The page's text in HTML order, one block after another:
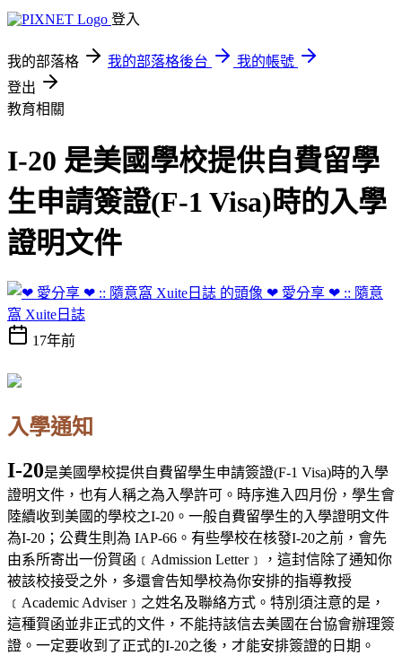
登入
我的部落格 我的部落格後台
我的帳號
登出
教育相關
I-20 是美國學校提供自費留學
生申請簽證(F-1 Visa)時的入學
證明文件
❤ 愛分享 ❤ :: 隨意
窩 Xuite日誌
17年前
入學通知
I-20是美國學校提供自費留學生申請簽證(F-1 Visa)時的入學
證明文件，也有人稱之為入學許可。時序進入四月份，學生會
陸續收到美國的學校之I-20。一般自費留學生的入學證明文件
為I-20；公費生則為 IAP-66。有些學校在核發I-20之前，會先
由系所寄出一份賀函﹝Admission Letter﹞，這封信除了通知你
被該校接受之外，多還會告知學校為你安排的指導教授
﹝Academic Adviser﹞之姓名及聯絡方式。特別須注意的是，
這種賀函並非正式的文件，不能持該信去美國在台協會辦理簽
證。一定要收到了正式的I-20之後，才能安排簽證的日期。